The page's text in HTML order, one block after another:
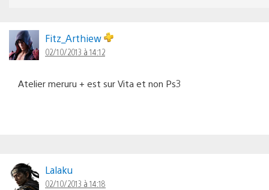
Fitz_Arthiew
02/10/2013 à 14:12
Atelier meruru + est sur Vita et non Ps3
Lalaku
02/10/2013 à 14:18